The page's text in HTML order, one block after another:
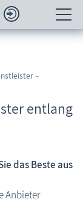
–
entlang
das Beste aus
Anbieter